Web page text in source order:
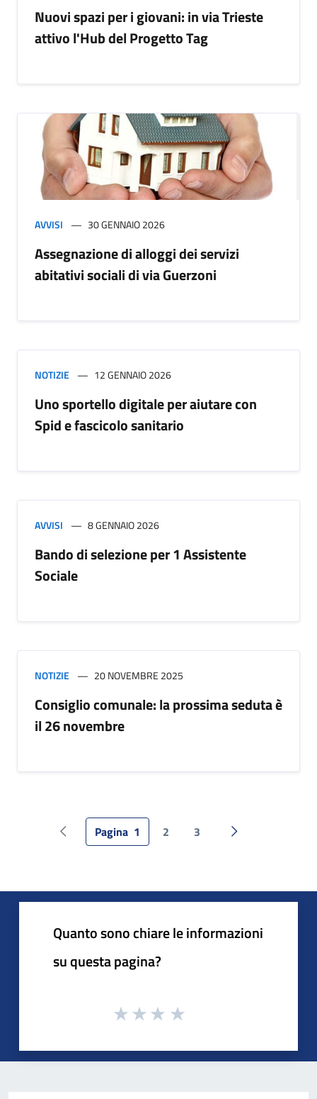
Nuovi spazi per i giovani: in via Trieste
attivo l'Hub del Progetto Tag
AVVISI 30 GENNAIO 2026
Assegnazione di alloggi dei servizi
abitativi sociali di via Guerzoni
NOTIZIE 12 GENNAIO 2026
Uno sportello digitale per aiutare con
Spid e fascicolo sanitario
AVVISI 8 GENNAIO 2026
Bando di selezione per 1 Assistente
Sociale
NOTIZIE 20 NOVEMBRE 2025
Consiglio comunale: la prossima seduta è
il 26 novembre
Pagina precedente
Pagina 1 2 3 Pagina
Quanto sono chiare le informazioni
su questa pagina?